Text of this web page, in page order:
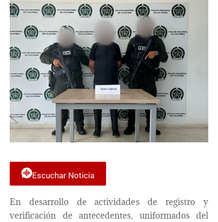
Escuchar Noticia
En desarrollo de actividades de registro y
verificación de antecedentes, uniformados del